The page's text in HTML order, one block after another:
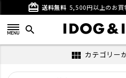
card_giftcard 送料無料 5,500円以上のお
search
view_module カテゴリー